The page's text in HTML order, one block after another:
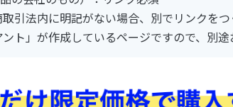
取引法内に明記がない場合、別でリンクをつ
ト」が作成しているページですので、別